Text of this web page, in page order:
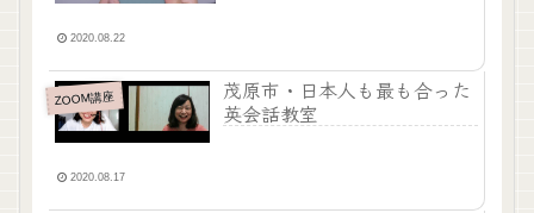
2020.08.22
ZOOM講座
茂原市・日本人も最も合った
英会話教室
2020.08.17